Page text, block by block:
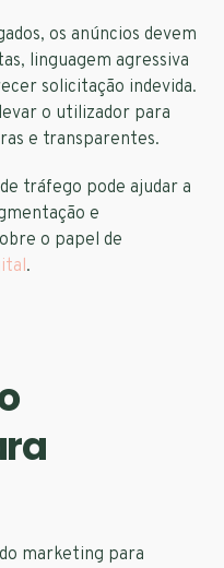
os anúncios devem
linguagem agressiva
solicitação indevida.
o utilizador para
e transparentes.
tráfego pode ajudar a
e
o papel de
.
marketing para